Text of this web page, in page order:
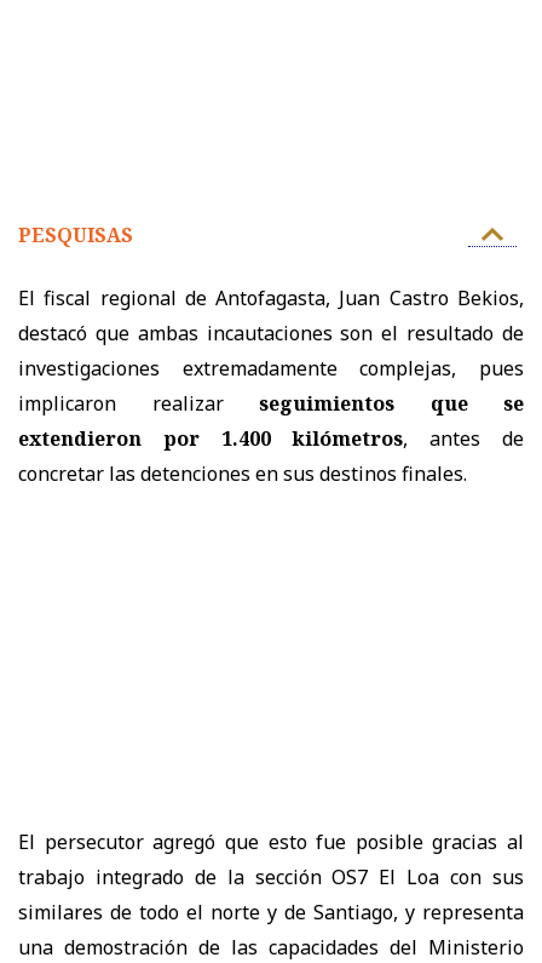
PESQUISAS
El fiscal regional de Antofagasta, Juan Castro Bekios,
destacó que ambas incautaciones son el resultado de
investigaciones extremadamente complejas, pues
implicaron realizar seguimientos que se
extendieron por 1.400 kilómetros, antes de
concretar las detenciones en sus destinos finales.
El persecutor agregó que esto fue posible gracias al
trabajo integrado de la sección OS7 El Loa con sus
similares de todo el norte y de Santiago, y representa
una demostración de las capacidades del Ministerio